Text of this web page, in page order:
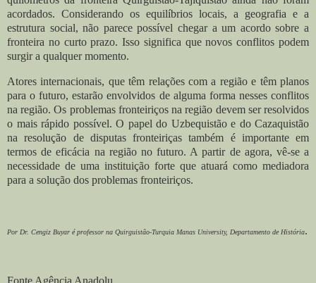
acordados. Considerando os equilíbrios locais, a geografia e a
estrutura social, não parece possível chegar a um acordo sobre a
fronteira no curto prazo. Isso significa que novos conflitos podem
surgir a qualquer momento.
Atores internacionais, que têm relações com a região e têm planos
para o futuro, estarão envolvidos de alguma forma nesses conflitos
na região. Os problemas fronteiriços na região devem ser resolvidos
o mais rápido possível. O papel do Uzbequistão e do Cazaquistão
na resolução de disputas fronteiriças também é importante em
termos de eficácia na região no futuro. A partir de agora, vê-se a
necessidade de uma instituição forte que atuará como mediadora
para a solução dos problemas fronteiriços.
Por Dr. Cengiz Buyar é professor na Quirguistão-Turquia Manas University, Departamento de História.